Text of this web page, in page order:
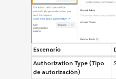
Escenario
Authorization Type (Tipo
de autorización)